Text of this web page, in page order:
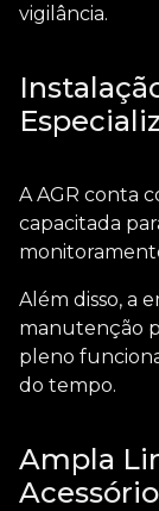
vigilância.
A AGR conta
capacitada
Além disso, a
manutenção
pleno
do tempo.
Ampla